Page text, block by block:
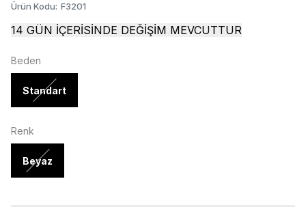
Ürün Kodu: F3201
14 GÜN İÇERİSİNDE DEĞİŞİM MEVCUTTUR
Beden
Standart
Renk
Beyaz